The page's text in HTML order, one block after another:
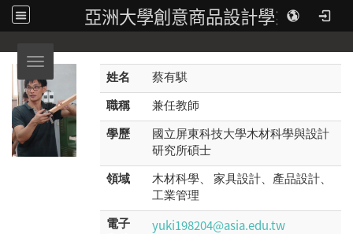
亞洲大學創意商品設計學系
Toggle navigation
姓名 蔡有騏
職稱 兼任教師
學歷
國立屏東科技大學木材科學與設計
研究所碩士
領域
木材科學、 家具設計、產品設計、
工業管理
電子
yuki198204@asia.edu.tw